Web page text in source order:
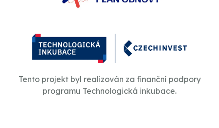
Tento projekt byl realizován za finanční podpory
programu Technologická inkubace.